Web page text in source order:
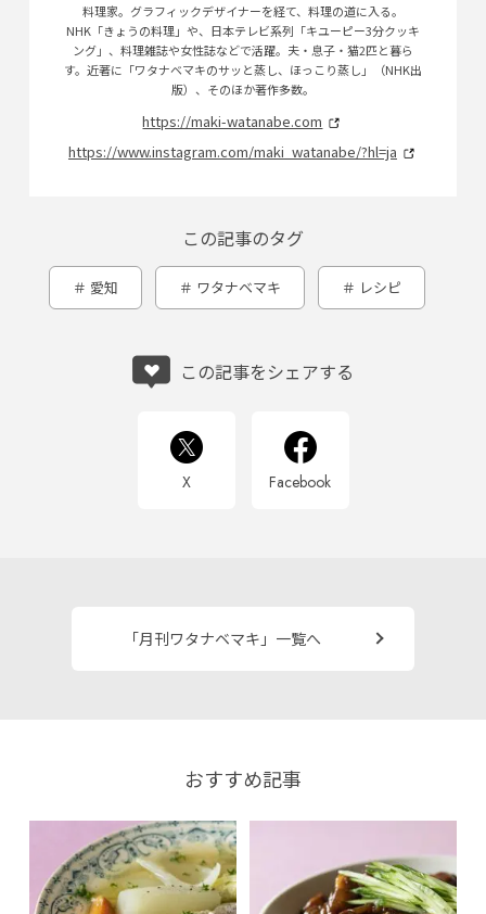
料理家。グラフィックデザイナーを経て、料理の道に入る。
NHK「きょうの料理」や、日本テレビ系列「キユーピー3分クッキ
ング」、料理雑誌や女性誌などで活躍。夫・息子・猫2匹と暮ら
す。近著に「ワタナベマキのサッと蒸し、ほっこり蒸し」（NHK出
版）、そのほか著作多数。
https://maki-watanabe.com
https://www.instagram.com/maki_watanabe/?hl=ja
この記事のタグ
愛知 ワタナベマキ レシピ
この記事をシェアする
X Facebook
「月刊ワタナベマキ」一覧へ
おすすめ記事